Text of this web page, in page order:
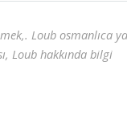
Loub osmanlıca
Loub hakkında bilgi